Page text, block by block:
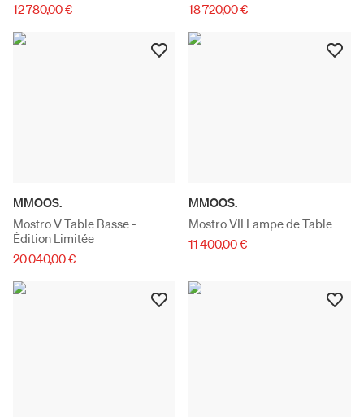
12 780,00 €
18 720,00 €
MMOOS.
Mostro V Table Basse -
Édition Limitée
20 040,00 €
MMOOS.
Mostro VII Lampe de Table
11 400,00 €